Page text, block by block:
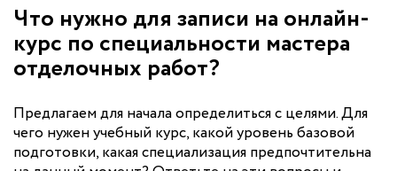
Что нужно для записи на онлайн-
курс по специальности мастера
отделочных работ?
Предлагаем для начала определиться с целями. Для
чего нужен учебный курс, какой уровень базовой
подготовки, какая специализация предпочтительна